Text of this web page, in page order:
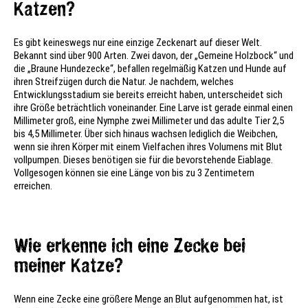
Katzen?
Es gibt keineswegs nur eine einzige Zeckenart auf dieser Welt.
Bekannt sind über 900 Arten. Zwei davon, der „Gemeine Holzbock“ und
die „Braune Hundezecke“, befallen regelmäßig Katzen und Hunde auf
ihren Streifzügen durch die Natur. Je nachdem, welches
Entwicklungsstadium sie bereits erreicht haben, unterscheidet sich
ihre Größe beträchtlich voneinander. Eine Larve ist gerade einmal einen
Millimeter groß, eine Nymphe zwei Millimeter und das adulte Tier 2,5
bis 4,5 Millimeter. Über sich hinaus wachsen lediglich die Weibchen,
wenn sie ihren Körper mit einem Vielfachen ihres Volumens mit Blut
vollpumpen. Dieses benötigen sie für die bevorstehende Eiablage.
Vollgesogen können sie eine Länge von bis zu 3 Zentimetern
erreichen.
Wie erkenne ich eine Zecke bei
meiner Katze?
Wenn eine Zecke eine größere Menge an Blut aufgenommen hat, ist